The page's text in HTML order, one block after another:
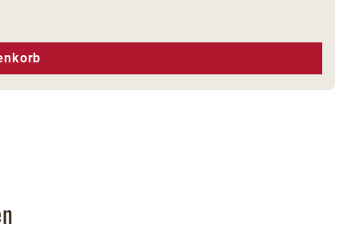
um die Anzahl zu erhöhen oder zu